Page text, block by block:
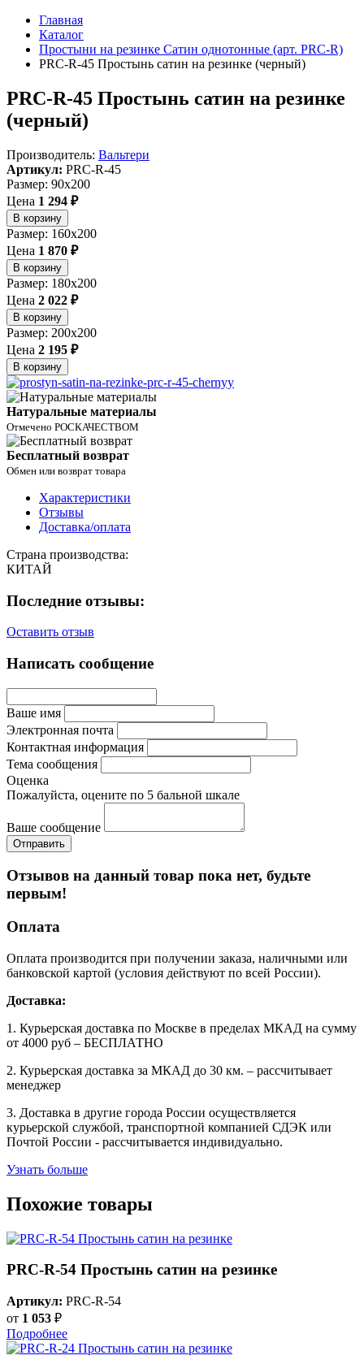
Главная
Каталог
Простыни на резинке Сатин однотонные (арт. PRC-R)
PRC-R-45 Простынь сатин на резинке (черный)
PRC-R-45 Простынь сатин на резинке
(черный)
Производитель: Вальтери
Артикул: PRC-R-45
Размер: 90x200
Цена 1 294 ₽
В корзину
Размер: 160x200
Цена 1 870 ₽
В корзину
Размер: 180x200
Цена 2 022 ₽
В корзину
Размер: 200x200
Цена 2 195 ₽
В корзину
Натуральные материалы
Отмечено РОСКАЧЕСТВОМ
Бесплатный возврат
Обмен или возврат товара
Характеристики
Отзывы
Доставка/оплата
Страна производства:
КИТАЙ
Последние отзывы:
Оставить отзыв
Написать сообщение
Ваше имя
Электронная почта
Контактная информация
Тема сообщения
Оценка
Пожалуйста, оцените по 5 бальной шкале
Ваше сообщение
Отзывов на данный товар пока нет, будьте
первым!
Оплата
Оплата производится при получении заказа, наличными или
банковской картой (условия действуют по всей России).
Доставка:
1. Курьерская доставка по Москве в пределах МКАД на сумму
от 4000 руб – БЕСПЛАТНО
2. Курьерская доставка за МКАД до 30 км. – рассчитывает
менеджер
3. Доставка в другие города России осуществляется
курьерской службой, транспортной компанией СДЭК или
Почтой России - рассчитывается индивидуально.
Узнать больше
Похожие товары
PRC-R-54 Простынь сатин на резинке
Артикул: PRC-R-54
от 1 053 ₽
Подробнее